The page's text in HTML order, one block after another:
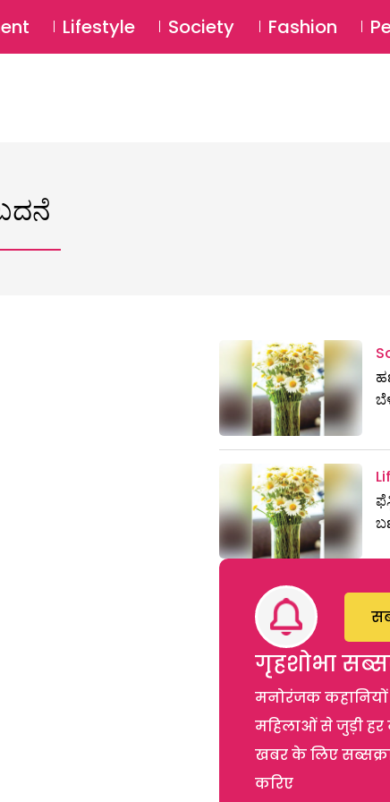
SUBSCRIBE Login
Lifestyle Society Fashion
गृहशोभा
मनोरंजक
महिलाओं से जुड़ी हर
खबर के लिए
करिए